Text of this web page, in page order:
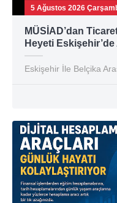
5 Ağustos 2026
MÜSİAD’dan
Heyeti Eskişehir’de
Eskişehir İle Belçika